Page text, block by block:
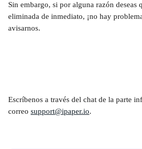
Sin embargo, si por alguna razón deseas
eliminada de inmediato, ¡no hay
avisarnos.
Escríbenos a través del chat de la parte
correo support@ipaper.io.